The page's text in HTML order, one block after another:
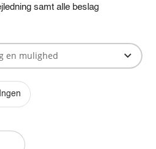
samt alle beslag
Ingen